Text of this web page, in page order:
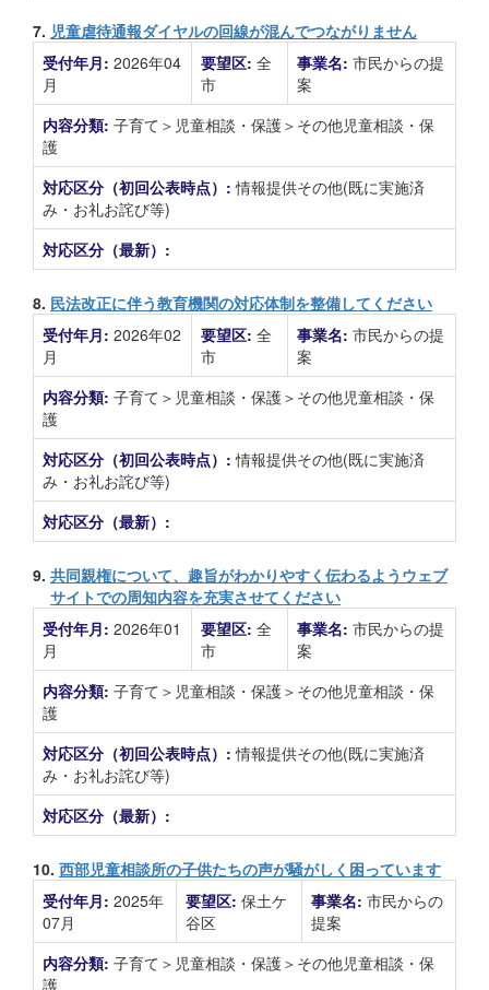
7. 児童虐待通報ダイヤルの回線が混んでつながりません
受付年月: 2026年04
月
要望区: 全
市
事業名: 市民からの提
案
内容分類: 子育て＞児童相談・保護＞その他児童相談・保
護
対応区分（初回公表時点）:情報提供その他(既に実施済
み・お礼お詫び等)
対応区分（最新）:
8. 民法改正に伴う教育機関の対応体制を整備してください
受付年月: 2026年02
月
要望区: 全
市
事業名: 市民からの提
案
内容分類: 子育て＞児童相談・保護＞その他児童相談・保
護
対応区分（初回公表時点）:情報提供その他(既に実施済
み・お礼お詫び等)
対応区分（最新）:
9. 共同親権について、趣旨がわかりやすく伝わるようウェブ
サイトでの周知内容を充実させてください
受付年月: 2026年01
月
要望区: 全
市
事業名: 市民からの提
案
内容分類: 子育て＞児童相談・保護＞その他児童相談・保
護
対応区分（初回公表時点）:情報提供その他(既に実施済
み・お礼お詫び等)
対応区分（最新）:
10. 西部児童相談所の子供たちの声が騒がしく困っています
受付年月: 2025年
07月
要望区: 保土ケ
谷区
事業名: 市民からの
提案
内容分類: 子育て＞児童相談・保護＞その他児童相談・保
護